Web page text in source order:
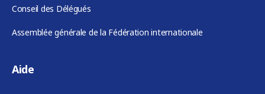
Conseil des Délégués
Assemblée générale de la Fédération internationale
Aide